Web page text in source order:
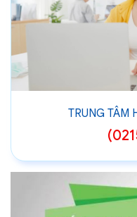
TRUNG TÂM